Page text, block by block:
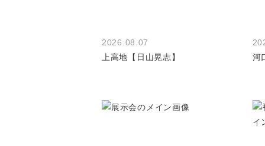
2026.08.07
上高地【日山晃志】
河